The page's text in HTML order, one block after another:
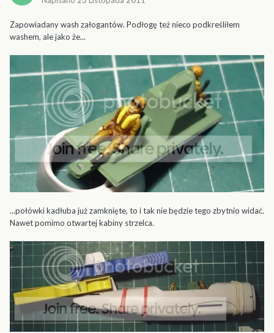
Zapowiadany wash załogantów. Podłogę też nieco podkreśliłem
washem, ale jako że...
...połówki kadłuba już zamknięte, to i tak nie będzie tego zbytnio widać.
Nawet pomimo otwartej kabiny strzelca.